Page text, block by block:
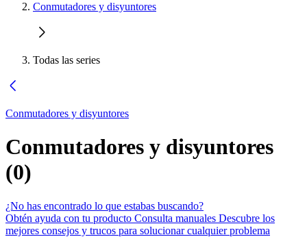
Conmutadores y disyuntores
Todas las series
Conmutadores y disyuntores
Conmutadores y disyuntores
(0)
¿No has encontrado lo que estabas buscando?
Obtén ayuda con tu producto Consulta manuales Descubre los
mejores consejos y trucos para solucionar cualquier problema